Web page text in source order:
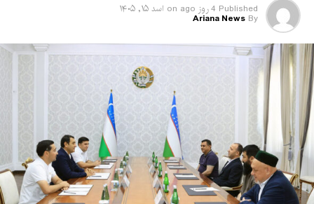
در این نشست، فعالان اقتصادی دو کشور تأکید کرده‌اند که افغانستان
می‌تواند به یکی از مسیرهای مهم توسعه تجارت منطقه‌ای تبدیل شود
و همکاری‌های تجارتی با کابل در بخش‌های مختلف گسترش یابد.
همچنین دو طرف توافق کرده‌اند که هیأت‌های مشترک تجارتی را به
کشورهای دیگر، از جمله شهر حلب سوریه و اربیل عراق، اعزام کنند تا
فرصت‌های تازه سرمایه‌گذاری و صادرات بررسی شود.
Published 4 روز ago on اسد ۱۵, ۱۴۰۵
By
Ariana News